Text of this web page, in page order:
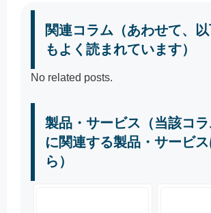
関連コラム（あわせて、
もよく読まれています）
No related posts.
製品・サービス（当該コ
に関連する製品・サービ
ら）